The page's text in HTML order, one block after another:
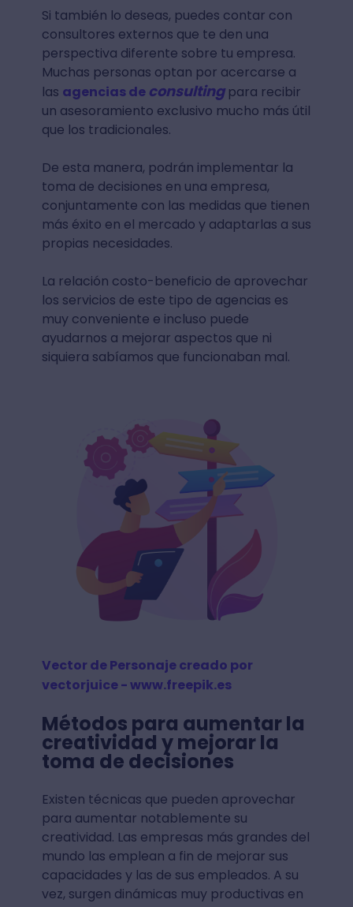
Si también lo deseas, puedes contar con
consultores externos que te den una
perspectiva diferente sobre tu empresa.
Muchas personas optan por acercarse a
las agencias de consultingpara recibir
un asesoramiento exclusivo mucho más útil
que los tradicionales.
De esta manera, podrán implementar la
toma de decisiones en una empresa,
conjuntamente con las medidas que tienen
más éxito en el mercado y adaptarlas a sus
propias necesidades.
La relación costo-beneficio de aprovechar
los servicios de este tipo de agencias es
muy conveniente e incluso puede
ayudarnos a mejorar aspectos que ni
siquiera sabíamos que funcionaban mal.
Vector de Personaje creado por
vectorjuice - www.freepik.es
Métodos para aumentar la
creatividad y mejorar la
toma de decisiones
Existen técnicas que pueden aprovechar
para aumentar notablemente su
creatividad. Las empresas más grandes del
mundo las emplean a fin de mejorar sus
capacidades y las de sus empleados. A su
vez, surgen dinámicas muy productivas en